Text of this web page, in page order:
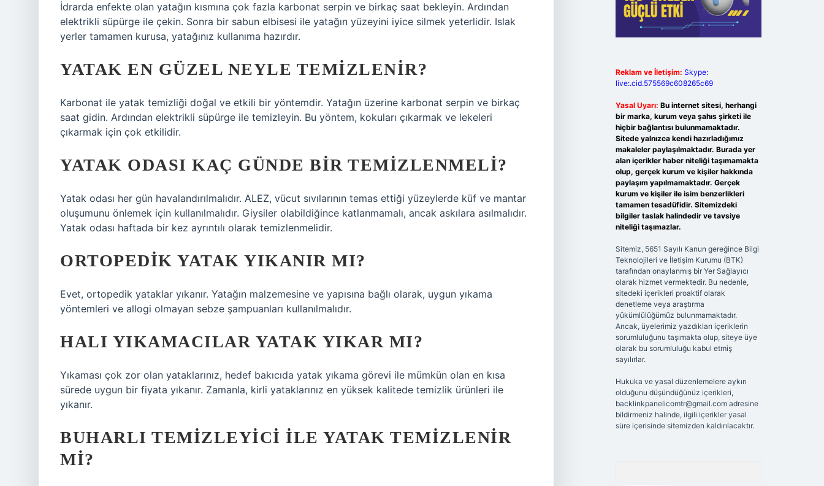
İdrarda enfekte olan yatağın kısmına çok fazla karbonat serpin ve birkaç saat bekleyin. Ardından
elektrikli süpürge ile çekin. Sonra bir sabun elbisesi ile yatağın yüzeyini iyice silmek yeterlidir. Islak
yerler tamamen kurusa, yatağınız kullanıma hazırdır.
YATAK EN GÜZEL NEYLE TEMIZLENIR?
Karbonat ile yatak temizliği doğal ve etkili bir yöntemdir. Yatağın üzerine karbonat serpin ve birkaç
saat gidin. Ardından elektrikli süpürge ile temizleyin. Bu yöntem, kokuları çıkarmak ve lekeleri
çıkarmak için çok etkilidir.
YATAK ODASI KAÇ GÜNDE BIR TEMIZLENMELI?
Yatak odası her gün havalandırılmalıdır. ALEZ, vücut sıvılarının temas ettiği yüzeylerde küf ve mantar
oluşumunu önlemek için kullanılmalıdır. Giysiler olabildiğince katlanmamalı, ancak askılara asılmalıdır.
Yatak odası haftada bir kez ayrıntılı olarak temizlenmelidir.
ORTOPEDIK YATAK YIKANIR MI?
Evet, ortopedik yataklar yıkanır. Yatağın malzemesine ve yapısına bağlı olarak, uygun yıkama
yöntemleri ve allogi olmayan sebze şampuanları kullanılmalıdır.
HALI YIKAMACILAR YATAK YIKAR MI?
Yıkaması çok zor olan yataklarınız, hedef bakıcıda yatak yıkama görevi ile mümkün olan en kısa
sürede uygun bir fiyata yıkanır. Zamanla, kirli yataklarınız en yüksek kalitede temizlik ürünleri ile
yıkanır.
BUHARLI TEMIZLEYICI ILE YATAK TEMIZLENIR
MI?
Reklam ve İletişim: Skype:
live:.cid.575569c608265c69
Yasal Uyarı: Bu internet sitesi, herhangi
bir marka, kurum veya şahıs şirketi ile
hiçbir bağlantısı bulunmamaktadır.
Sitede yalnızca kendi hazırladığımız
makaleler paylaşılmaktadır. Burada yer
alan içerikler haber niteliği taşımamakta
olup, gerçek kurum ve kişiler hakkında
paylaşım yapılmamaktadır. Gerçek
kurum ve kişiler ile isim benzerlikleri
tamamen tesadüfidir. Sitemizdeki
bilgiler taslak halindedir ve tavsiye
niteliği taşımazlar.
Sitemiz, 5651 Sayılı Kanun gereğince Bilgi
Teknolojileri ve İletişim Kurumu (BTK)
tarafından onaylanmış bir Yer Sağlayıcı
olarak hizmet vermektedir. Bu nedenle,
sitedeki içerikleri proaktif olarak
denetleme veya araştırma
yükümlülüğümüz bulunmamaktadır.
Ancak, üyelerimiz yazdıkları içeriklerin
sorumluluğunu taşımakta olup, siteye üye
olarak bu sorumluluğu kabul etmiş
sayılırlar.
Hukuka ve yasal düzenlemelere aykırı
olduğunu düşündüğünüz içerikleri,
backlinkpanelicomtr@gmail.comadresine
bildirmeniz halinde, ilgili içerikler yasal
süre içerisinde sitemizden kaldırılacaktır.